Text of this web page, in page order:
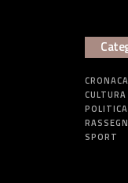
CRONACA
SPORT